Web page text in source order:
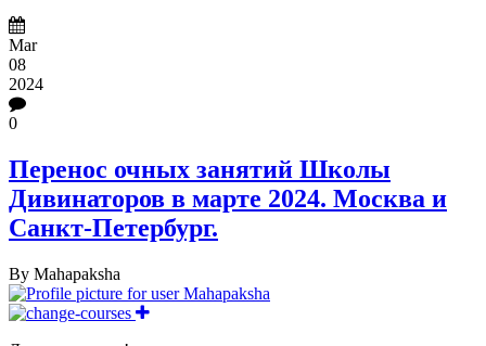
Mar
08
2024
0
Перенос очных занятий Школы
Дивинаторов в марте 2024. Москва и
Санкт-Петербург.
By Mahapaksha